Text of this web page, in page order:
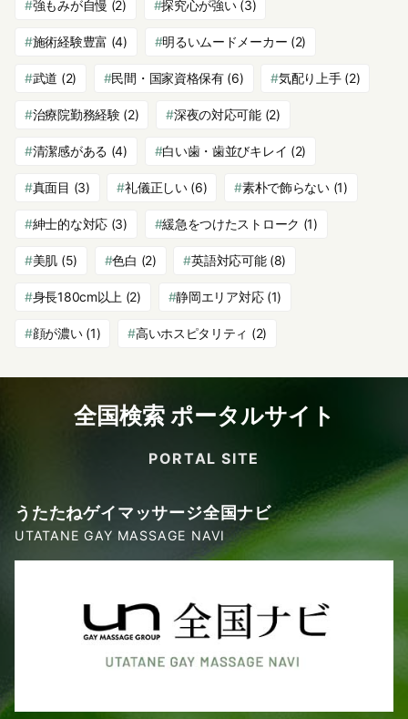
強もみが自慢 (2) 探究心が強い(3)
施術経験豊富 (4) 明るいムードメーカー (2)
武道 (2) 民間・国家資格保有(6) 気配り上手(2)
治療院勤務経験(2) 深夜の対応可能(2)
清潔感がある (4) 白い歯・歯並びキレイ (2)
真面目 (3) 礼儀正しい(6) 素朴で飾らない(1)
紳士的な対応(3) 緩急をつけたストローク (1)
美肌 (5) 色白 (2) 英語対応可能(8)
身長180cm以上 (2) 静岡エリア対応(1)
顔が濃い(1) 高いホスピタリティ (2)
全国検索 ポータルサイト
PORTAL SITE
うたたねゲイマッサージ全国ナビ
UTATANE GAY MASSAGE NAVI